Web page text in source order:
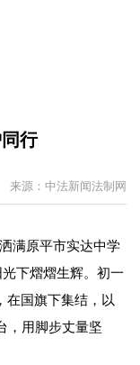
行
来源：中法新闻法制网
满原平市实达中学
下熠熠生辉。初一
在国旗下集结，以
，用脚步丈量坚